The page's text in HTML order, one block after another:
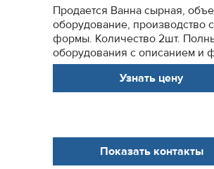
Продается Ванна сырная,
оборудование, производство
формы. Количество 2шт.
оборудования с описанием и
Узнать цену
Показать контакты